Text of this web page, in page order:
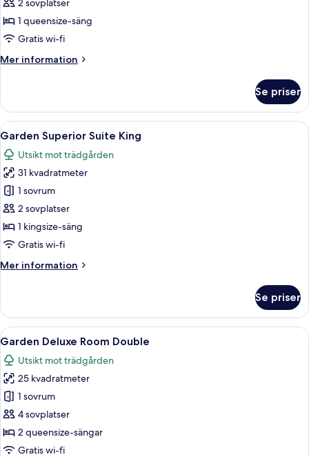
Room
Queen
2 sovplatser
1 queensize-säng
Gratis wi-fi
Mer information
Mer
Deluxe
Room
Queen
Se priser
Öppna
alla
foton
för
Garden
Superior
Suite
King
Ett hotellrum med en stor tavla, en
4
Garden Superior Suite King
Utsikt mot trädgården
31 kvadratmeter
1 sovrum
2 sovplatser
1 kingsize-säng
Gratis wi-fi
Mer information
Mer
Superior
Suite
King
Se priser
Öppna
alla
foton
för
Garden
Deluxe
Room
Double
Ett badrum med toalett, dusch och
2
Garden Deluxe Room Double
Utsikt mot trädgården
25 kvadratmeter
1 sovrum
4 sovplatser
2 queensize-sängar
Gratis wi-fi